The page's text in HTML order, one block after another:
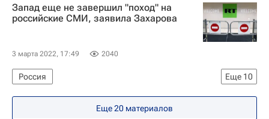
Запад еще не завершил "поход" на
российские СМИ, заявила Захарова
3 марта 2022, 17:49 2040
Еще 10
Россия
Министерство иностранных дел Российской Федерации (МИД РФ)
Тереза Рибейру
Москва
Еще 20 материалов